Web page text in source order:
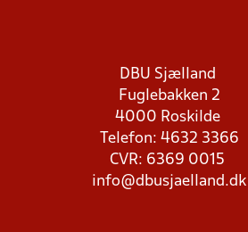
DBU Sjælland
Fuglebakken 2
4000 Roskilde
Telefon: 4632 3366
CVR: 6369 0015
info@dbusjaelland.dk